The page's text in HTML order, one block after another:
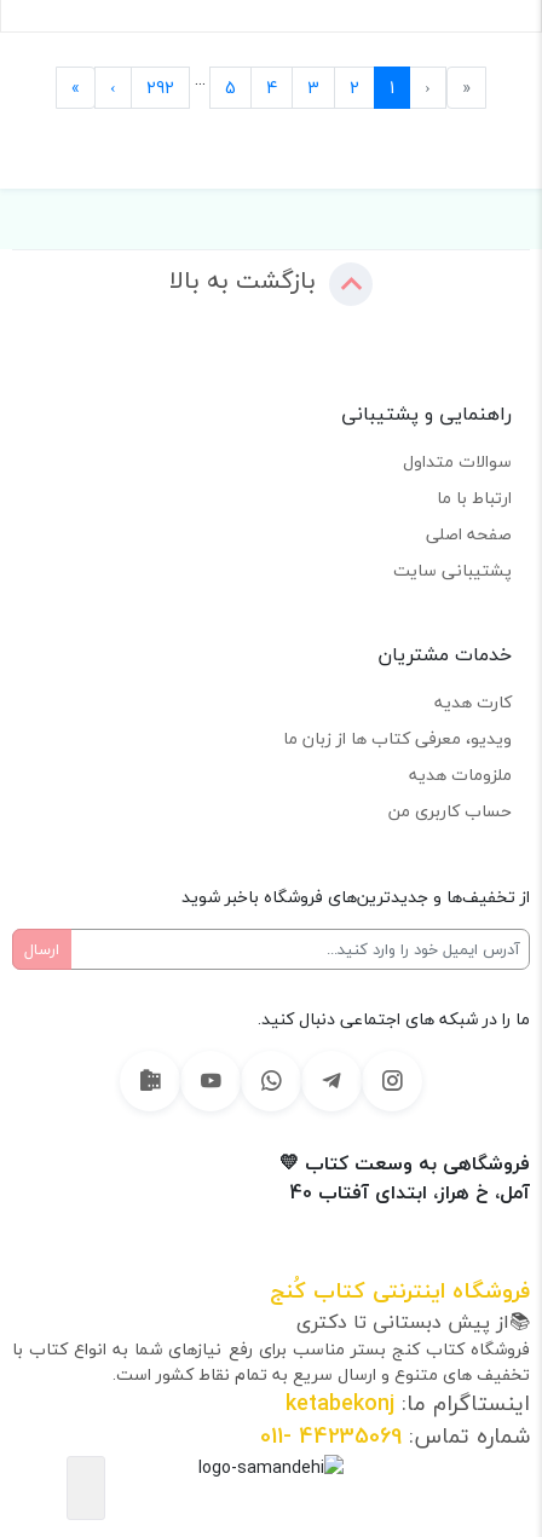
«
First
‹
Previous
1
2
3
4
5
...
292
›
Next
»
بازگشت به بالا
راهنمایی و پشتیبانی
سوالات متداول
ارتباط با ما
صفحه اصلی
پشتیبانی سایت
خدمات مشتریان
کارت هدیه
ویدیو، معرفی کتاب ها از زبان ما
ملزومات هدیه
حساب کاربری من
از تخفیف‌ها و جدیدترین‌های فروشگاه باخبر شوید
ما را در شبکه های اجتماعی دنبال کنید.
فروشگاهی به وسعت کتاب 💛
آمل، خ هراز، ابتدای آفتاب 40
فروشگاه اینترنتی کتاب کُنج
📚از پیش دبستانی تا دکتری
فروشگاه کتاب کنج بستر مناسب برای رفع نیازهای شما به انواع کتاب با
تخفیف های متنوع و ارسال سریع به تمام نقاط کشور است.
اینستاگرام ما: ketabekonj
شماره تماس: 44235069
-011